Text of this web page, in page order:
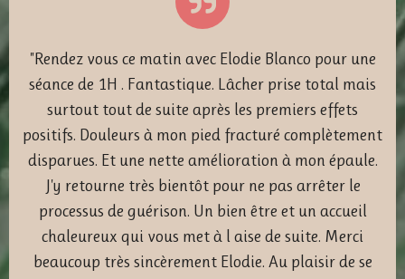
"Rendez vous ce matin avec Elodie Blanco pour une
séance de 1H . Fantastique. Lâcher prise total mais
surtout tout de suite après les premiers effets
positifs. Douleurs à mon pied fracturé complètement
disparues. Et une nette amélioration à mon épaule.
J'y retourne très bientôt pour ne pas arrêter le
processus de guérison. Un bien être et un accueil
chaleureux qui vous met à l aise de suite. Merci
beaucoup très sincèrement Elodie. Au plaisir de se